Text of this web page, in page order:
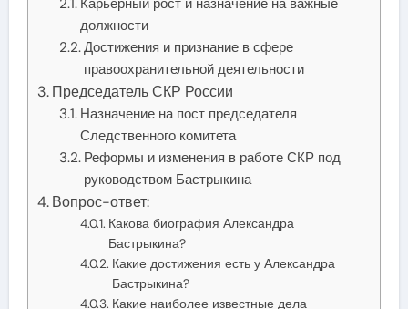
должности
Достижения и признание в сфере
правоохранительной деятельности
Председатель СКР России
Назначение на пост председателя
Следственного комитета
Реформы и изменения в работе СКР под
руководством Бастрыкина
Вопрос-ответ:
Какова биография Александра
Бастрыкина?
Какие достижения есть у Александра
Бастрыкина?
Какие наиболее известные дела